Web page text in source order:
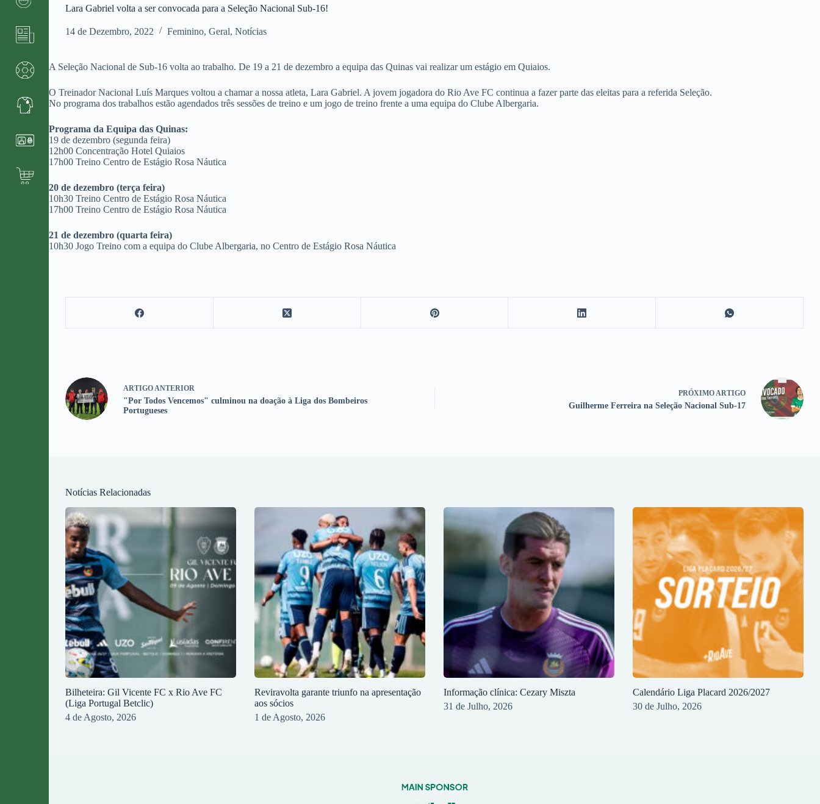
Lara Gabriel volta a ser convocada para a Seleção Nacional Sub-16!
14 de Dezembro, 2022 Feminino,Geral,Notícias
A Seleção Nacional de Sub-16 volta ao trabalho. De 19 a 21 de dezembro a equipa das Quinas vai realizar um estágio em Quiaios.
O Treinador Nacional Luís Marques voltou a chamar a nossa atleta, Lara Gabriel. A jovem jogadora do Rio Ave FC continua a fazer parte das eleitas para a referida Seleção.
No programa dos trabalhos estão agendados três sessões de treino e um jogo de treino frente a uma equipa do Clube Albergaria.
Programa da Equipa das Quinas:
19 de dezembro (segunda feira)
12h00 Concentração Hotel Quiaios
17h00 Treino Centro de Estágio Rosa Náutica
20 de dezembro (terça feira)
10h30 Treino Centro de Estágio Rosa Náutica
17h00 Treino Centro de Estágio Rosa Náutica
21 de dezembro (quarta feira)
10h30 Jogo Treino com a equipa do Clube Albergaria, no Centro de Estágio Rosa Náutica
ARTIGO ANTERIOR
"Por Todos Vencemos" culminou na doação à Liga dos Bombeiros
Portugueses
PRÓXIMO ARTIGO
Guilherme Ferreira na Seleção Nacional Sub-17
Notícias Relacionadas
Bilheteira: Gil Vicente FC x Rio Ave FC
(Liga Portugal Betclic)
4 de Agosto, 2026
Reviravolta garante triunfo na apresentação
aos sócios
1 de Agosto, 2026
Informação clínica: Cezary Miszta
31 de Julho, 2026
Calendário Liga Placard 2026/2027
30 de Julho, 2026